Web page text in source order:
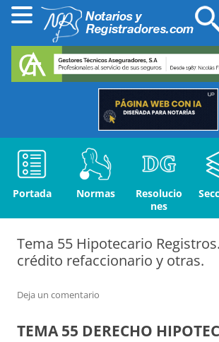
Portada Normas
Resolucio
nes
Tema 55 Hipotecario
crédito refaccionario y otras.
Deja un comentario
TEMA 55 DERECHO